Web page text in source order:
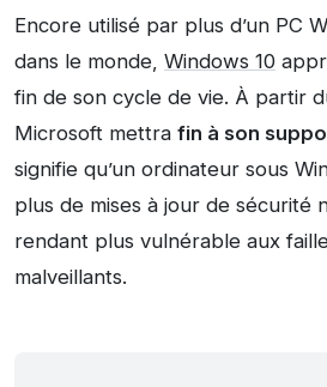
Encore utilisé par plus d’un PC
dans le monde, Windows 10
fin de son cycle de vie. À partir
Microsoft mettra fin à son
signifie qu’un ordinateur sous
plus de mises à jour de sécurité
rendant plus vulnérable aux
malveillants.